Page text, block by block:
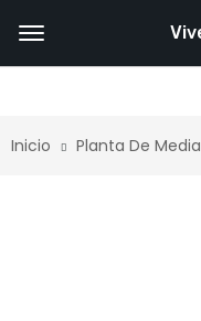
Inicio Planta De